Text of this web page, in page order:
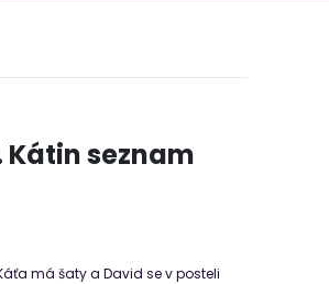
seznam
má šaty a David se v posteli